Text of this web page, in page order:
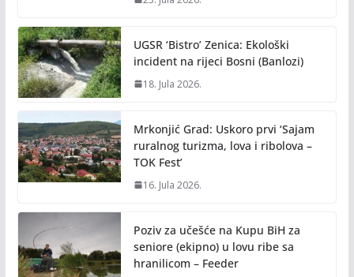
UGSR ‘Bistro’ Zenica: Ekološki
incident na rijeci Bosni (Banlozi)
18. Jula 2026.
Mrkonjić Grad: Uskoro prvi ‘Sajam
ruralnog turizma, lova i ribolova –
TOK Fest’
16. Jula 2026.
Poziv za učešće na Kupu BiH za
seniore (ekipno) u lovu ribe sa
hranilicom – Feeder